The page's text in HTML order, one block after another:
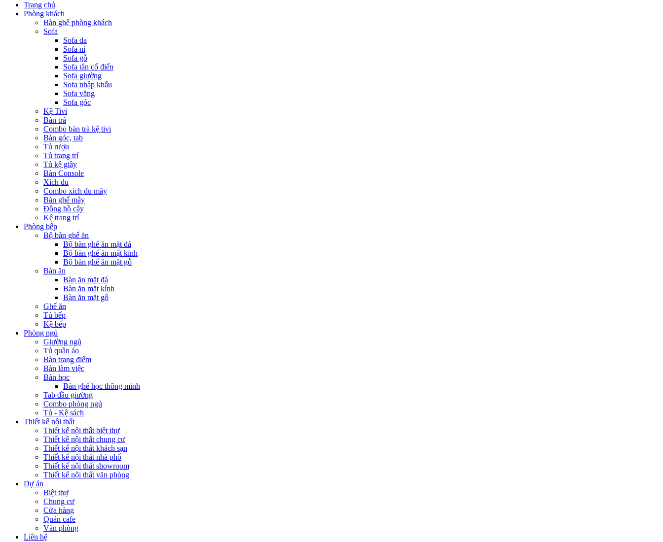
Trang chủ
Phòng khách
Bàn ghế phòng khách
Sofa
Sofa da
Sofa nỉ
Sofa gỗ
Sofa tân cổ điển
Sofa giường
Sofa nhập khẩu
Sofa văng
Sofa góc
Kệ Tivi
Bàn trà
Combo bàn trà kệ tivi
Bàn góc, tab
Tủ rượu
Tủ trang trí
Tủ kệ giầy
Bàn Console
Xích đu
Combo xích đu mây
Bàn ghế mây
Đồng hồ cây
Kệ trang trí
Phòng bếp
Bộ bàn ghế ăn
Bộ bàn ghế ăn mặt đá
Bộ bàn ghế ăn mặt kính
Bộ bàn ghế ăn mặt gỗ
Bàn ăn
Bàn ăn mặt đá
Bàn ăn mặt kính
Bàn ăn mặt gỗ
Ghế ăn
Tủ bếp
Kệ bếp
Phòng ngủ
Giường ngủ
Tủ quần áo
Bàn trang điểm
Bàn làm việc
Bàn học
Bàn ghế học thông minh
Tab đầu giường
Combo phòng ngủ
Tủ - Kệ sách
Thiết kế nội thất
Thiết kế nội thất biệt thự
Thiết kế nội thất chung cư
Thiết kế nội thất khách sạn
Thiết kế nội thất nhà phố
Thiết kế nội thất showroom
Thiết kế nội thất văn phòng
Dự án
Biệt thự
Chung cư
Cửa hàng
Quán cafe
Văn phòng
Liên hệ